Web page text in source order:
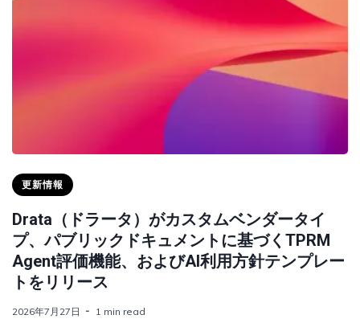
更新情報
Drata（ドラータ）がカスタムベンダータイ
プ、パブリックドキュメントに基づくTPRM
Agent評価機能、およびAI利用方針テンプレー
トをリリース
2026年7月27日 1 min read